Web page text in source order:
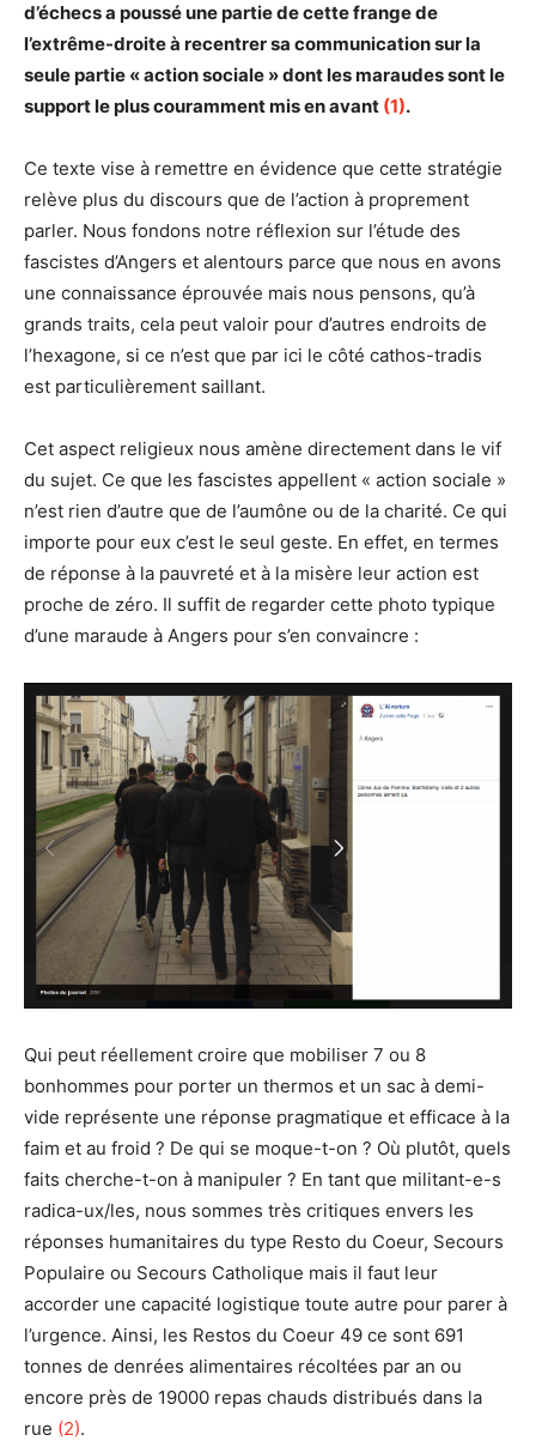
d’échecs a poussé une partie de cette frange de
l’extrême-droite à recentrer sa communication sur la
seule partie « action sociale » dont les maraudes sont le
support le plus couramment mis en avant (1).
Ce texte vise à remettre en évidence que cette stratégie
relève plus du discours que de l’action à proprement
parler. Nous fondons notre réflexion sur l’étude des
fascistes d’Angers et alentours parce que nous en avons
une connaissance éprouvée mais nous pensons, qu’à
grands traits, cela peut valoir pour d’autres endroits de
l’hexagone, si ce n’est que par ici le côté cathos-tradis
est particulièrement saillant.
Cet aspect religieux nous amène directement dans le vif
du sujet. Ce que les fascistes appellent « action sociale »
n’est rien d’autre que de l’aumône ou de la charité. Ce qui
importe pour eux c’est le seul geste. En effet, en termes
de réponse à la pauvreté et à la misère leur action est
proche de zéro. Il suffit de regarder cette photo typique
d’une maraude à Angers pour s’en convaincre :
Qui peut réellement croire que mobiliser 7 ou 8
bonhommes pour porter un thermos et un sac à demi-
vide représente une réponse pragmatique et efficace à la
faim et au froid ? De qui se moque-t-on ? Où plutôt, quels
faits cherche-t-on à manipuler ? En tant que militant-e-s
radica-ux/les, nous sommes très critiques envers les
réponses humanitaires du type Resto du Coeur, Secours
Populaire ou Secours Catholique mais il faut leur
accorder une capacité logistique toute autre pour parer à
l’urgence. Ainsi, les Restos du Coeur 49 ce sont 691
tonnes de denrées alimentaires récoltées par an ou
encore près de 19000 repas chauds distribués dans la
rue (2).